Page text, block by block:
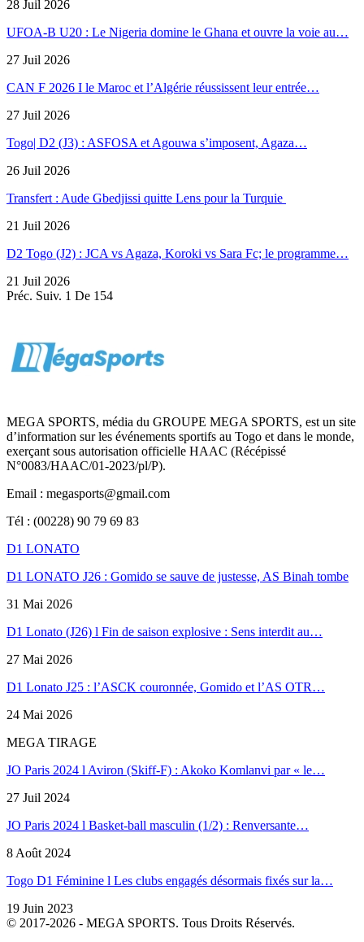
28 Juil 2026
UFOA-B U20 : Le Nigeria domine le Ghana et ouvre la voie au…
27 Juil 2026
CAN F 2026 I le Maroc et l’Algérie réussissent leur entrée…
27 Juil 2026
Togo| D2 (J3) : ASFOSA et Agouwa s’imposent, Agaza…
26 Juil 2026
Transfert : Aude Gbedjissi quitte Lens pour la Turquie
21 Juil 2026
D2 Togo (J2) : JCA vs Agaza, Koroki vs Sara Fc; le programme…
21 Juil 2026
Préc. Suiv. 1 De 154
MEGA SPORTS, média du GROUPE MEGA SPORTS, est un site
d’information sur les événements sportifs au Togo et dans le monde,
exerçant sous autorisation officielle HAAC (Récépissé
N°0083/HAAC/01-2023/pl/P).
Email : megasports@gmail.com
Tél : (00228) 90 79 69 83
D1 LONATO
D1 LONATO J26 : Gomido se sauve de justesse, AS Binah tombe
31 Mai 2026
D1 Lonato (J26) l Fin de saison explosive : Sens interdit au…
27 Mai 2026
D1 Lonato J25 : l’ASCK couronnée, Gomido et l’AS OTR…
24 Mai 2026
MEGA TIRAGE
JO Paris 2024 l Aviron (Skiff-F) : Akoko Komlanvi par « le…
27 Juil 2024
JO Paris 2024 l Basket-ball masculin (1/2) : Renversante…
8 Août 2024
Togo D1 Féminine l Les clubs engagés désormais fixés sur la…
19 Juin 2023
© 2017-2026 - MEGA SPORTS. Tous Droits Réservés.